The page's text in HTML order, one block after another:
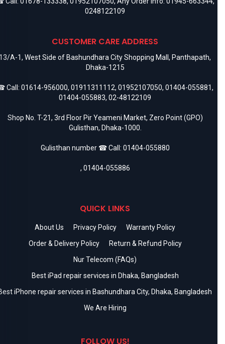
0248122109
CUSTOMER CARE ADDRESS
A-1, West Side of Bashundhara City Shopping Mall, Panthapath,
Dhaka-1215
Call: 01614-956000, 01911311112, 01952107050, 01404-055881,
01404-055883, 02-48122109
Shop No. T-21, 3rd Floor Pir Yeameni Market, Zero Point (GPO)
Gulisthan, Dhaka-1000.
Gulisthan number ☎ Call: 01404-055880
, 01404-055886
QUICK LINKS
About Us Privacy Policy
Warranty Policy
Order & Delivery Policy
Return & Refund Policy
Nur Telecom (FAQs)
Best iPad repair services in Dhaka, Bangladesh
iPhone repair services in Bashundhara City, Dhaka, Bangladesh
We Are Hiring
FOLLOW US!